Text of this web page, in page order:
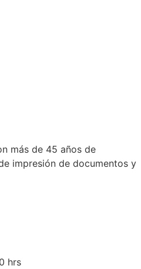
más de 45 años de
impresión de documentos y
hrs